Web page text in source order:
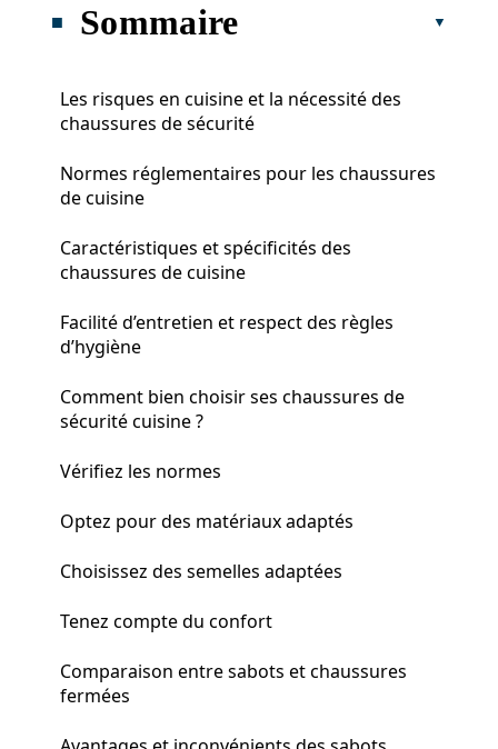
Sommaire
Les risques en cuisine et la nécessité des
chaussures de sécurité
Normes réglementaires pour les chaussures
de cuisine
Caractéristiques et spécificités des
chaussures de cuisine
Facilité d’entretien et respect des règles
d’hygiène
Comment bien choisir ses chaussures de
sécurité cuisine ?
Vérifiez les normes
Optez pour des matériaux adaptés
Choisissez des semelles adaptées
Tenez compte du confort
Comparaison entre sabots et chaussures
fermées